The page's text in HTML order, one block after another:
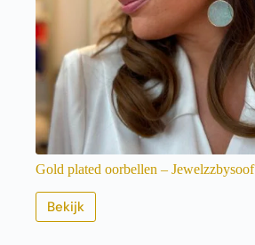
Gold plated oorbellen – Jewelzzbysoof
Bekijk